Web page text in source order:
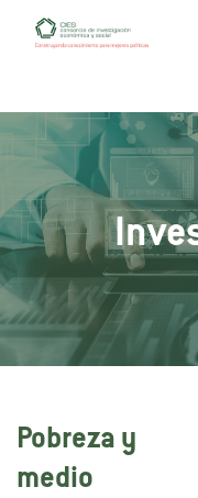
Pobreza y
medio